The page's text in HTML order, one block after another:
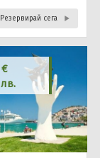
Резервирай сега
€
лв.